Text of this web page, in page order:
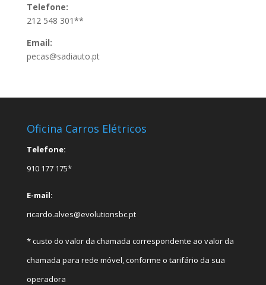
Telefone:
212 548 301**
Email:
pecas@sadiauto.pt
Oficina Carros Elétricos
Telefone:
910 177 175*
E-mail:
ricardo.alves@evolutionsbc.pt
* custo do valor da chamada correspondente ao valor da
chamada para rede móvel, conforme o tarifário da sua
operadora